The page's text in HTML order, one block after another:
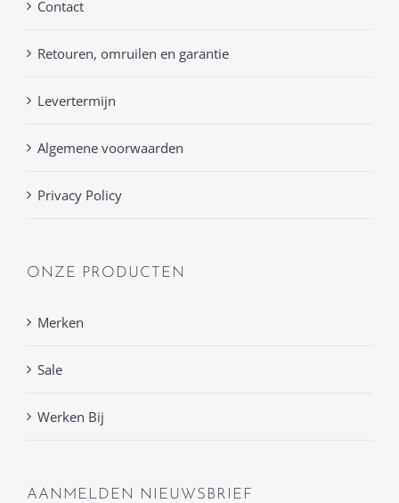
Contact
Retouren, omruilen en garantie
Levertermijn
Algemene voorwaarden
Privacy Policy
ONZE PRODUCTEN
Merken
Sale
Werken Bij
AANMELDEN NIEUWSBRIEF